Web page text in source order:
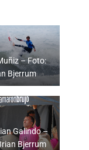
– Foto:
Bjerrum
Galindo –
Bjerrum